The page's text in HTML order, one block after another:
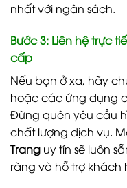
nhất với ngân sách.
Bước 3: Liên hệ trực
cấp
Nếu bạn ở xa, hãy
hoặc các ứng dụng
Đừng quên yêu cầu
chất lượng dịch vụ.
Trang uy tín sẽ luôn
ràng và hỗ trợ khách